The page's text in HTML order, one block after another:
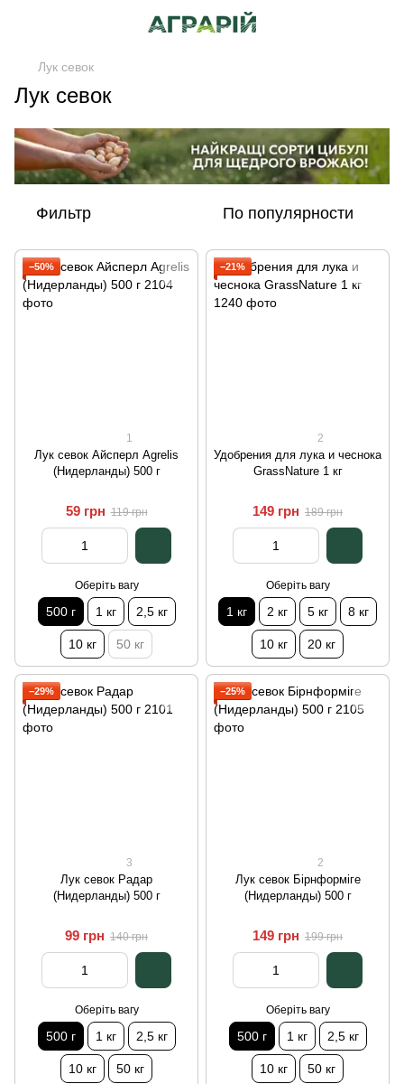
Лук севок
Лук севок
Фильтр По популярности
−50%
1
Лук севок Айсперл Agrelis
(Нидерланды) 500 г
59 грн 119 грн
Оберіть вагу
500 г 1 кг 2,5 кг
10 кг 50 кг
−21%
2
Удобрения для лука и чеснока
GrassNature 1 кг
149 грн 189 грн
Оберіть вагу
1 кг 2 кг 5 кг 8 кг
10 кг 20 кг
−29%
3
Лук севок Радар
(Нидерланды) 500 г
99 грн 140 грн
Оберіть вагу
500 г 1 кг 2,5 кг
10 кг 50 кг
−25%
2
Лук севок Бірнформіге
(Нидерланды) 500 г
149 грн 199 грн
Оберіть вагу
500 г 1 кг 2,5 кг
10 кг 50 кг